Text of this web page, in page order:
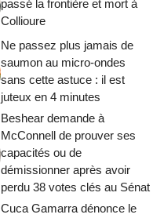
passé la frontière et mort à
Collioure
Ne passez plus jamais de
saumon au micro-ondes
sans cette astuce : il est
juteux en 4 minutes
Beshear demande à
McConnell de prouver ses
capacités ou de
démissionner après avoir
perdu 38 votes clés au Sénat
Cuca Gamarra dénonce le